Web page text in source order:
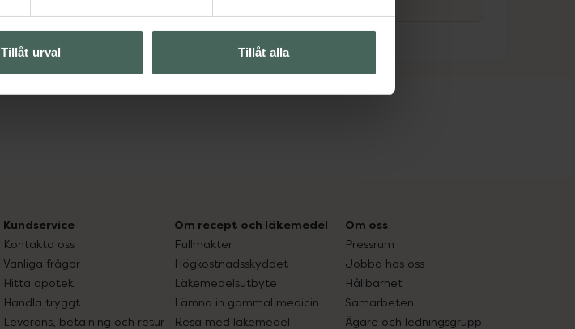
Tillåt urval Tillåt alla
Kundservice
Kontakta oss
Vanliga frågor
Hitta apotek
Handla tryggt
Leverans, betalning och retur
Om recept och läkemedel
Fullmakter
Högkostnadsskyddet
Läkemedelsutbyte
Lämna in gammal medicin
Resa med läkemedel
Om oss
Pressrum
Jobba hos oss
Hållbarhet
Samarbeten
Ägare och ledningsgrupp